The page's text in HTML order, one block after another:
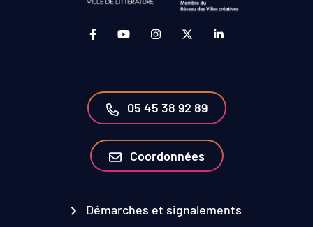
Lien vers le compte Facebook (ouverture
Lien vers la chaîne Youtube
Lien vers le compte
Lien vers le compte
Lien vers le
05 45 38 92 89
Coordonnées
Démarches et signalements